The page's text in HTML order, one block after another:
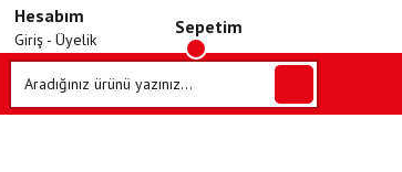
Hesabım
Giriş - Üyelik
Sepetim